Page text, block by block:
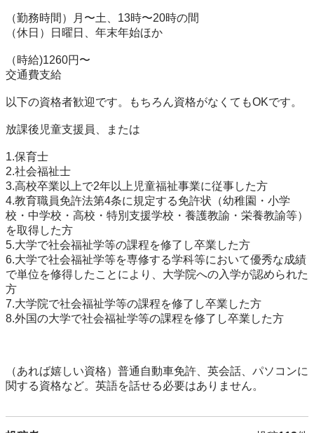
（勤務時間）月〜土、13時〜20時の間
（休日）日曜日、年末年始ほか
（時給)1260円〜
交通費支給
以下の資格者歓迎です。もちろん資格がなくてもOKです。
放課後児童支援員、または
1.保育士
2.社会福祉士
3.高校卒業以上で2年以上児童福祉事業に従事した方
4.教育職員免許法第4条に規定する免許状（幼稚園・小学
校・中学校・高校・特別支援学校・養護教諭・栄養教諭等）
を取得した方
5.大学で社会福祉学等の課程を修了し卒業した方
6.大学で社会福祉学等を専修する学科等において優秀な成績
で単位を修得したことにより、大学院への入学が認められた
方
7.大学院で社会福祉学等の課程を修了し卒業した方
8.外国の大学で社会福祉学等の課程を修了し卒業した方
（あれば嬉しい資格）普通自動車免許、英会話、パソコンに
関する資格など。英語を話せる必要はありません。